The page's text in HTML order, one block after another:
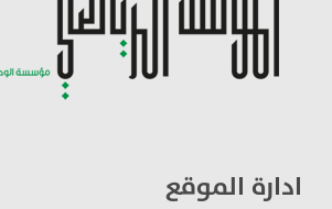
ادارة الموقع